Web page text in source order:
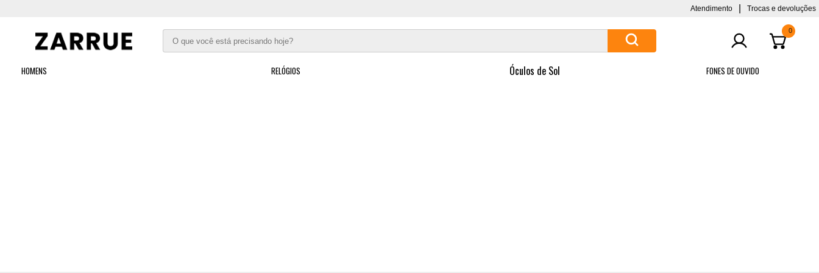
Atendimento Trocas e devoluções
0
HOMENS RELÓGIOS Óculos de Sol FONES DE OUVIDO